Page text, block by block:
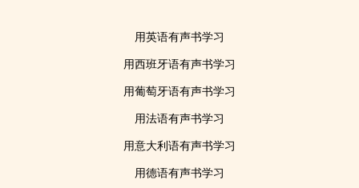
用英语有声书学习
用西班牙语有声书学习
用葡萄牙语有声书学习
用法语有声书学习
用意大利语有声书学习
用德语有声书学习